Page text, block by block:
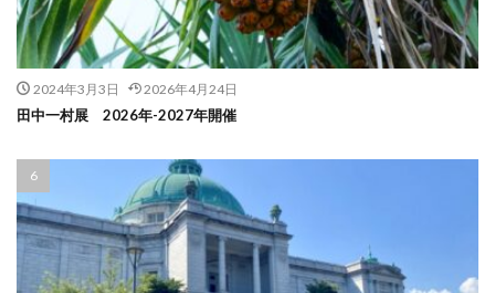
2024年3月3日 2026年4月24日
田中一村展 2026年-2027年開催